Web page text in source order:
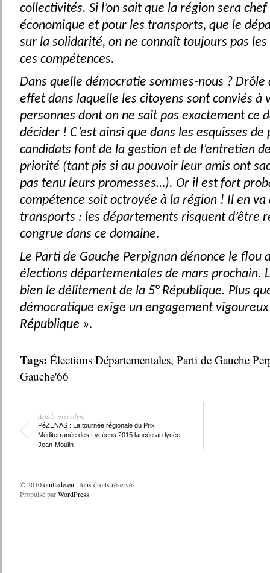
collectivités. Si l’on sait que la région sera
économique et pour les transports, que le
sur la solidarité, on ne connaît toujours pas
ces compétences.
Dans quelle démocratie sommes-nous ?
effet dans laquelle les citoyens sont conviés à
personnes dont on ne sait pas exactement ce
décider ! C’est ainsi que dans les esquisses
candidats font de la gestion et de l’entretien
priorité (tant pis si au pouvoir leur amis ont
pas tenu leurs promesses…). Or il est fort
compétence soit octroyée à la région ! Il en va
transports : les départements risquent d’être
congrue dans ce domaine.
Le Parti de Gauche Perpignan dénonce le flou
élections départementales de mars prochain.
bien le délitement de la 5° République. Plus
démocratique exige un engagement vigoureux
République ».
Tags: Élections Départementales, Parti de Gauche
Gauche'66
Article précédent
PéZENAS : La tournée régionale du Prix
Méditerranée des Lycéens 2015 lancée au lycée
Jean-Moulin
© 2010ouillade.eu. Tous droits réservés.
Propulsé parWordPress.